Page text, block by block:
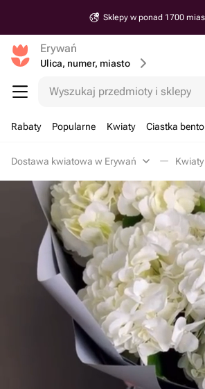
Sklepy w ponad 1700
Erywań
Ulica, numer, miasto
Wyszukaj przedmioty i sklepy
Rabaty Popularne Kwiaty Ciastka bento
Dostawa kwiatowa w Erywań